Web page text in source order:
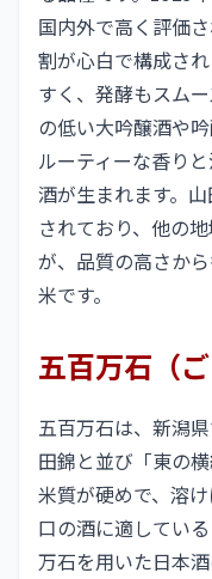
国内外で高く評価
割が心白で構成さ
すく、発酵もスム
の低い大吟醸酒や
ルーティーな香り
酒が生まれます。
されており、他の
が、品質の高さか
米です。
五百万石（
五百万石は、新潟
田錦と並び「東の
米質が硬めで、溶
口の酒に適してい
万石を用いた日本